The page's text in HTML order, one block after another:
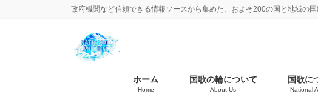
政府機関など信頼できる情報ソースから集めた、およそ200の国と地域の
ホーム
Home
国歌の輪について
About Us
国歌に
National